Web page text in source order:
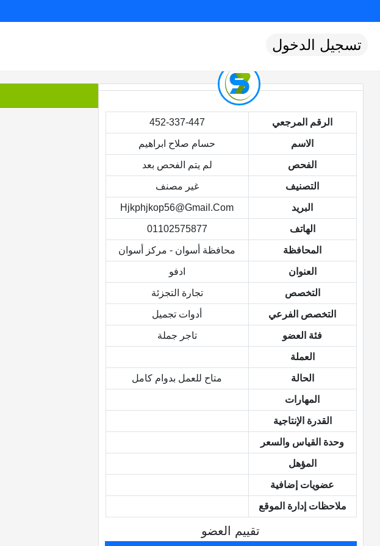
تسجيل الدخول
الرقم المرجعي 452-337-447
الاسم حسام صلاح ابراهيم
الفحص لم يتم الفحص بعد
التصنيف غير مصنف
البريد Hjkphjkop56@gmail.com
الهاتف 01102575877
المحافظة محافظة أسوان - مركز أسوان
العنوان ادفو
التخصص تجارة التجزئة
التخصص الفرعي أدوات تجميل
فئة العضو تاجر جملة
العملة
الحالة متاح للعمل بدوام كامل
المهارات
القدرة الإنتاجية
وحدة القياس والسعر
المؤهل
عضويات إضافية
ملاحظات إدارة الموقع
تقييم العضو